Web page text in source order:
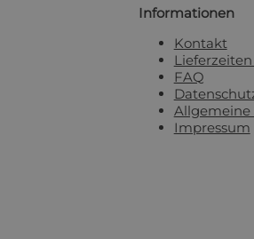
Informationen
Kontakt
Lieferzeiten
FAQ
Allgemeine
Impressum